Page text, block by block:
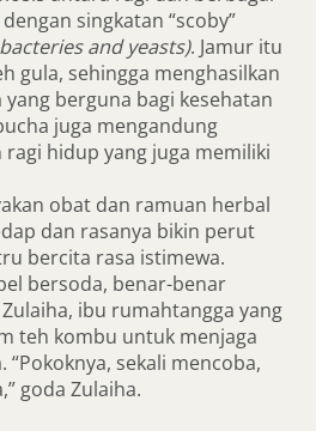
singkatan “scoby”
and yeasts). Jamur itu
gula, sehingga menghasilkan
berguna bagi kesehatan
juga mengandung
hidup yang juga memiliki
obat dan ramuan herbal
dan rasanya bikin perut
bercita rasa istimewa.
bersoda, benar-benar
ibu rumahtangga yang
teh kombu untuk menjaga
sekali mencoba,
goda Zulaiha.